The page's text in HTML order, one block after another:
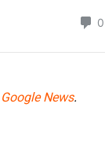
Google News.